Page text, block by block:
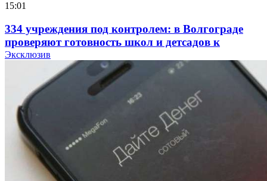
15:01
334 учреждения под контролем: в Волгограде
проверяют готовность школ и детсадов к
учебному году
Покушение на убийство в Волгограде: девушка
напала на незнакомую женщину с ножом
12:39
Сладкий праздник в Волгограде: в Центральном
парке прошёл фестиваль „Арбузный переполох“
Эксклюзив